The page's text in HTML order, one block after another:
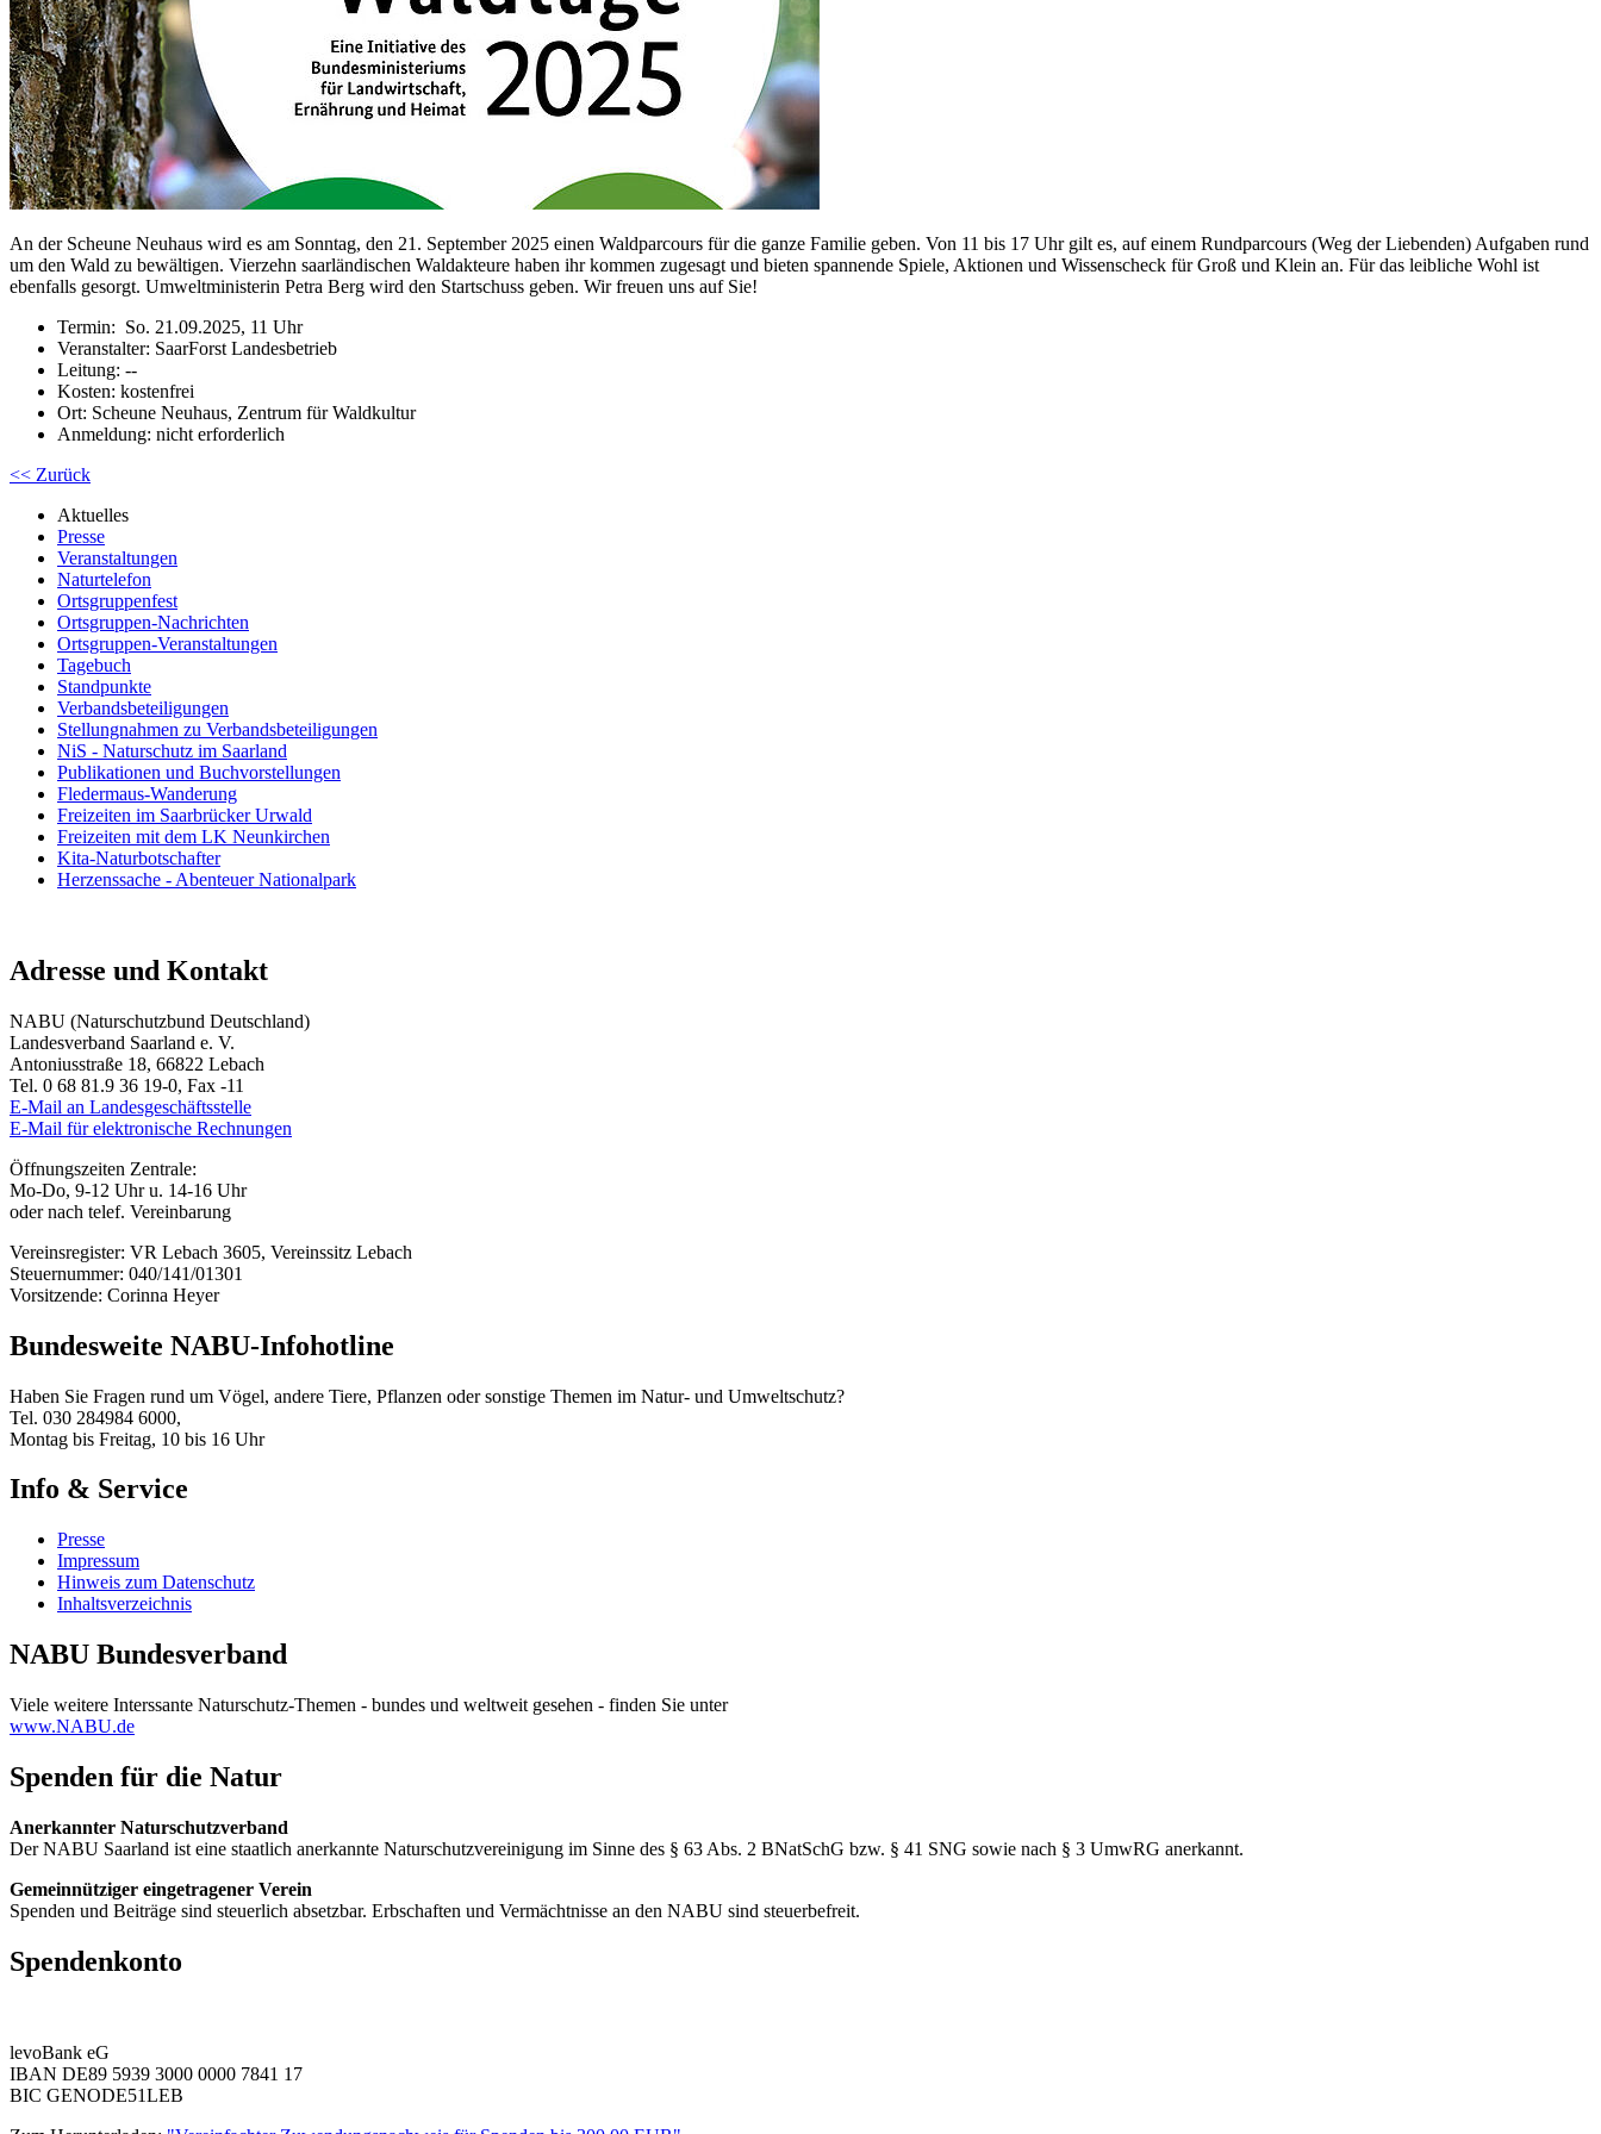
An der Scheune Neuhaus wird es am Sonntag, den 21. September 2025 einen Waldparcours für die ganze Familie geben. Von 11 bis 17 Uhr gilt es, auf einem Rundparcours (Weg der Liebenden) Aufgaben rund
um den Wald zu bewältigen. Vierzehn saarländischen Waldakteure haben ihr kommen zugesagt und bieten spannende Spiele, Aktionen und Wissenscheck für Groß und Klein an. Für das leibliche Wohl ist
ebenfalls gesorgt. Umweltministerin Petra Berg wird den Startschuss geben. Wir freuen uns auf Sie!
Termin: So. 21.09.2025, 11 Uhr
Veranstalter: SaarForst Landesbetrieb
Leitung: --
Kosten: kostenfrei
Ort: Scheune Neuhaus, Zentrum für Waldkultur
Anmeldung: nicht erforderlich
<< Zurück
Aktuelles
Presse
Veranstaltungen
Naturtelefon
Ortsgruppenfest
Ortsgruppen-Nachrichten
Ortsgruppen-Veranstaltungen
Tagebuch
Standpunkte
Verbandsbeteiligungen
Stellungnahmen zu Verbandsbeteiligungen
NiS - Naturschutz im Saarland
Publikationen und Buchvorstellungen
Fledermaus-Wanderung
Freizeiten im Saarbrücker Urwald
Freizeiten mit dem LK Neunkirchen
Kita-Naturbotschafter
Herzenssache - Abenteuer Nationalpark
Adresse und Kontakt
NABU (Naturschutzbund Deutschland)
Landesverband Saarland e. V.
Antoniusstraße 18, 66822 Lebach
Tel. 0 68 81.9 36 19-0, Fax -11
E-Mail an Landesgeschäftsstelle
E-Mail für elektronische Rechnungen
Öffnungszeiten Zentrale:
Mo-Do, 9-12 Uhr u. 14-16 Uhr
oder nach telef. Vereinbarung
Vereinsregister: VR Lebach 3605, Vereinssitz Lebach
Steuernummer: 040/141/01301
Vorsitzende: Corinna Heyer
Bundesweite NABU-Infohotline
Haben Sie Fragen rund um Vögel, andere Tiere, Pflanzen oder sonstige Themen im Natur- und Umweltschutz?
Tel. 030 284984 6000,
Montag bis Freitag, 10 bis 16 Uhr
Info & Service
Presse
Impressum
Hinweis zum Datenschutz
Inhaltsverzeichnis
NABU Bundesverband
Viele weitere Interssante Naturschutz-Themen - bundes und weltweit gesehen - finden Sie unter
www.NABU.de
Spenden für die Natur
Anerkannter Naturschutzverband
Der NABU Saarland ist eine staatlich anerkannte Naturschutzvereinigung im Sinne des § 63 Abs. 2 BNatSchG bzw. § 41 SNG sowie nach § 3 UmwRG anerkannt.
Gemeinnütziger eingetragener Verein
Spenden und Beiträge sind steuerlich absetzbar. Erbschaften und Vermächtnisse an den NABU sind steuerbefreit.
Spendenkonto
levoBank eG
IBAN DE89 5939 3000 0000 7841 17
BIC GENODE51LEB